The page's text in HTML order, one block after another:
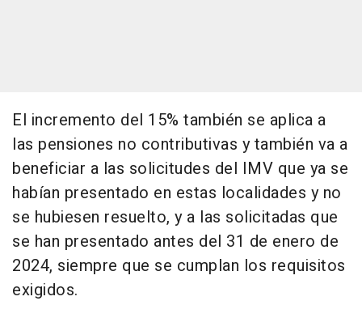
El incremento del 15% también se aplica a
las pensiones no contributivas y también va a
beneficiar a las solicitudes del IMV que ya se
habían presentado en estas localidades y no
se hubiesen resuelto, y a las solicitadas que
se han presentado antes del 31 de enero de
2024, siempre que se cumplan los requisitos
exigidos.